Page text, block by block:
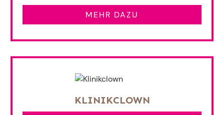
MEHR DAZU
KLINIKCLOWN